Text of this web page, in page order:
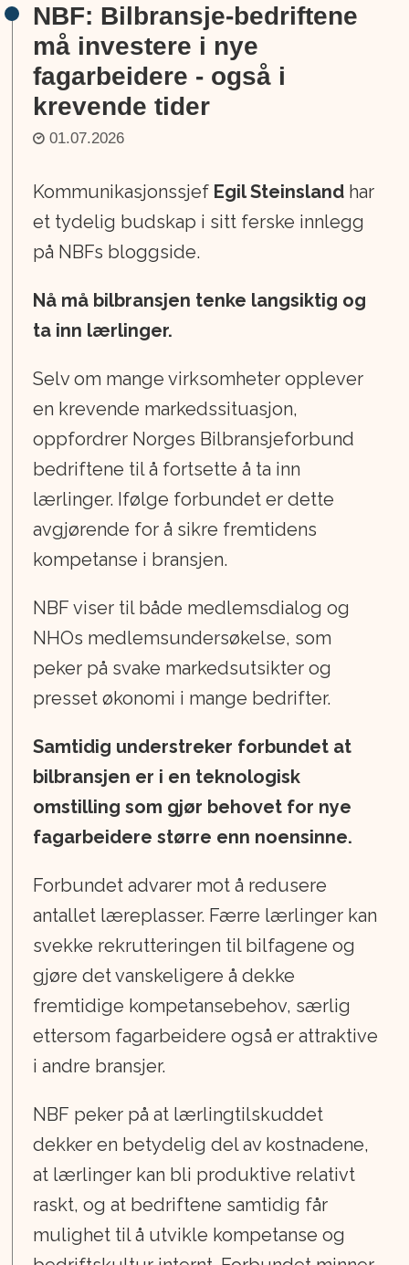
NBF: Bilbransje-bedriftene
må investere i nye
fagarbeidere - også i
krevende tider
01.07.2026
Kommunikasjonssjef Egil Steinsland har
et tydelig budskap i sitt ferske innlegg
på NBFs bloggside.
Nå må bilbransjen tenke langsiktig og
ta inn lærlinger.
Selv om mange virksomheter opplever
en krevende markedssituasjon,
oppfordrer Norges Bilbransjeforbund
bedriftene til å fortsette å ta inn
lærlinger. Ifølge forbundet er dette
avgjørende for å sikre fremtidens
kompetanse i bransjen.
NBF viser til både medlemsdialog og
NHOs medlemsundersøkelse, som
peker på svake markedsutsikter og
presset økonomi i mange bedrifter.
Samtidig understreker forbundet at
bilbransjen er i en teknologisk
omstilling som gjør behovet for nye
fagarbeidere større enn noensinne.
Forbundet advarer mot å redusere
antallet læreplasser. Færre lærlinger kan
svekke rekrutteringen til bilfagene og
gjøre det vanskeligere å dekke
fremtidige kompetansebehov, særlig
ettersom fagarbeidere også er attraktive
i andre bransjer.
NBF peker på at lærlingtilskuddet
dekker en betydelig del av kostnadene,
at lærlinger kan bli produktive relativt
raskt, og at bedriftene samtidig får
mulighet til å utvikle kompetanse og